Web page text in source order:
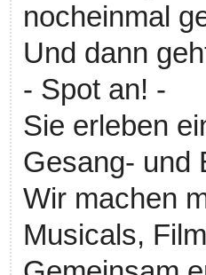
nocheinmal
Und dann
- Spot an! -
Sie erleben
Gesang- und
Wir machen
Musicals,